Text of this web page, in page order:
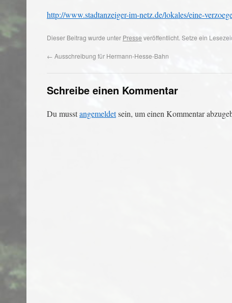
http://www.stadtanzeiger-im-netz.de/lokales/eine-
Dieser Beitrag wurde unter Presse veröffentlicht. Setze ein
← Ausschreibung für Hermann-Hesse-Bahn
Schreibe einen Kommentar
Du musstangemeldetsein, um einen Kommentar